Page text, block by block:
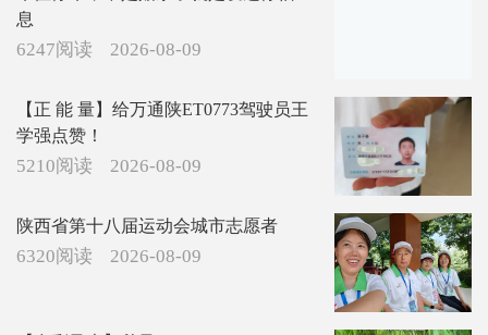
息
6247阅读 2026-08-09
【正 能 量】给万通陕ET0773驾驶员王
学强点赞！
5210阅读 2026-08-09
陕西省第十八届运动会城市志愿者
6320阅读 2026-08-09